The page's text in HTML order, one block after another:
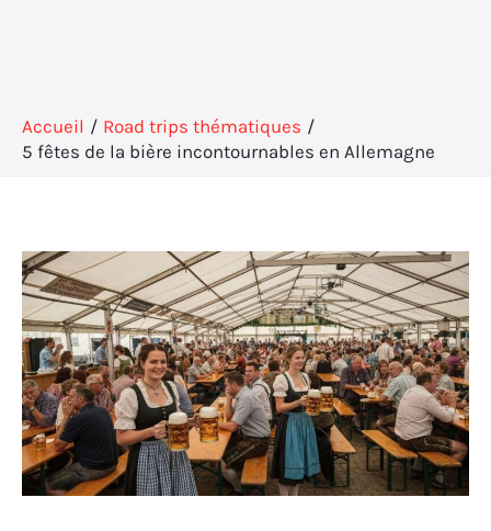
Accueil
Road trips thématiques
5 fêtes de la bière incontournables en Allemagne